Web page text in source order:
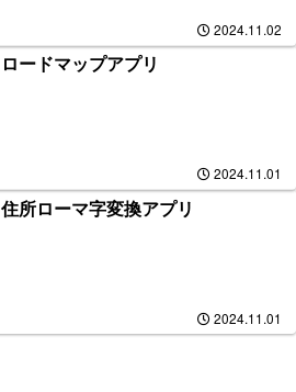
2024.11.02
ロードマップアプリ
2024.11.01
住所ローマ字変換アプリ
2024.11.01